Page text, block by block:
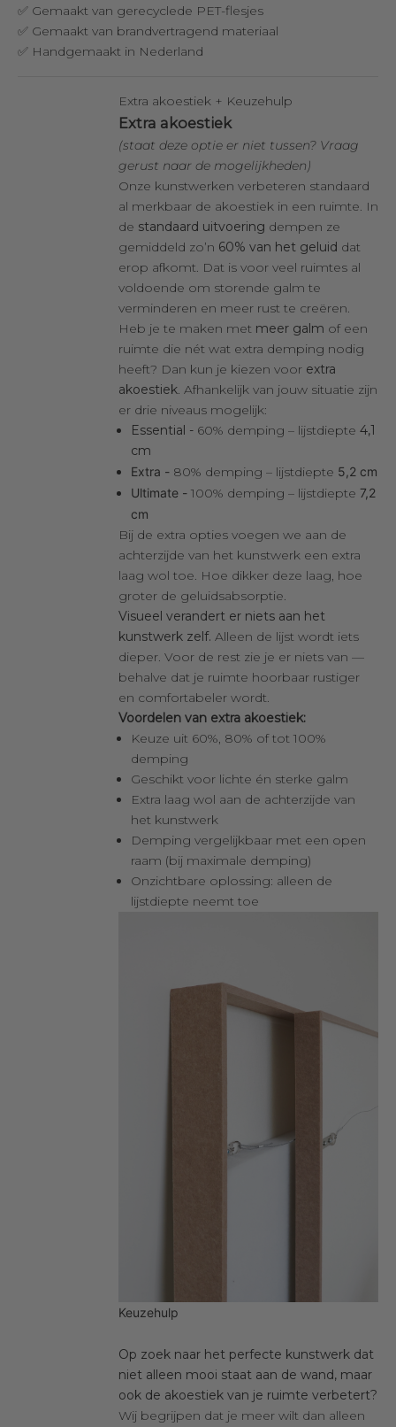
✅ Gemaakt van gerecyclede PET-flesjes
✅ Gemaakt van brandvertragend materiaal
✅ Handgemaakt in Nederland
Extra akoestiek + Keuzehulp
Extra akoestiek
(staat deze optie er niet tussen? Vraag
gerust naar de mogelijkheden)
Onze kunstwerken verbeteren standaard
al merkbaar de akoestiek in een ruimte. In
de standaard uitvoering dempen ze
gemiddeld zo’n 60% van het geluid dat
erop afkomt. Dat is voor veel ruimtes al
voldoende om storende galm te
verminderen en meer rust te creëren.
Heb je te maken met meer galm of een
ruimte die nét wat extra demping nodig
heeft? Dan kun je kiezen voor extra
akoestiek. Afhankelijk van jouw situatie zijn
er drie niveaus mogelijk:
Essential - 60% demping – lijstdiepte 4,1
cm
Extra - 80% demping – lijstdiepte 5,2 cm
Ultimate - 100% demping – lijstdiepte 7,2
cm
Bij de extra opties voegen we aan de
achterzijde van het kunstwerk een extra
laag wol toe. Hoe dikker deze laag, hoe
groter de geluidsabsorptie.
Visueel verandert er niets aan het
kunstwerk zelf. Alleen de lijst wordt iets
dieper. Voor de rest zie je er niets van —
behalve dat je ruimte hoorbaar rustiger
en comfortabeler wordt.
Voordelen van extra akoestiek:
Keuze uit 60%, 80% of tot 100%
demping
Geschikt voor lichte én sterke galm
Extra laag wol aan de achterzijde van
het kunstwerk
Demping vergelijkbaar met een open
raam (bij maximale demping)
Onzichtbare oplossing: alleen de
lijstdiepte neemt toe
Keuzehulp
Op zoek naar het perfecte kunstwerk dat
niet alleen mooi staat aan de wand, maar
ook de akoestiek van je ruimte verbetert?
Wij begrijpen dat je meer wilt dan alleen